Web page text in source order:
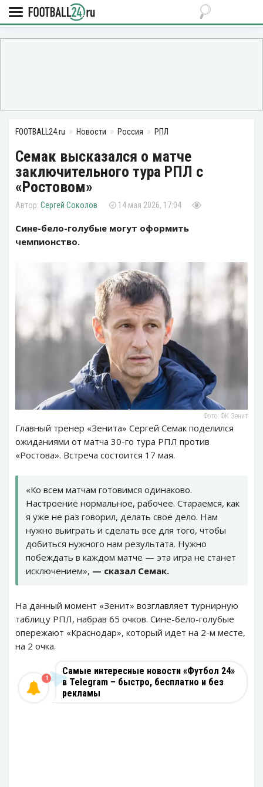
FOOTBALL24.ru Новости Россия РПЛ
Семак высказался о матче
заключительного тура РПЛ с
«Ростовом»
Сергей Соколов 14 мая 2026, 17:04
Сине-бело-голубые могут оформить
чемпионство.
Фото: ФК Зенит
Главный тренер «Зенита» Сергей Семак поделился
ожиданиями от матча 30-го тура РПЛ против
«Ростова». Встреча состоится 17 мая.
«Ко всем матчам готовимся одинаково.
Настроение нормальное, рабочее. Стараемся, как
я уже не раз говорил, делать свое дело. Нам
нужно выиграть и сделать все для того, чтобы
добиться нужного нам результата. Нужно
побеждать в каждом матче — эта игра не станет
исключением», — сказал Семак.
На данный момент «Зенит» возглавляет турнирную
таблицу РПЛ, набрав 65 очков. Сине-бело-голубые
опережают «Краснодар», который идет на 2-м месте,
на 2 очка.
Самые интересные новости «Футбол 24»
в Telegram – быстро, бесплатно и без
рекламы
1